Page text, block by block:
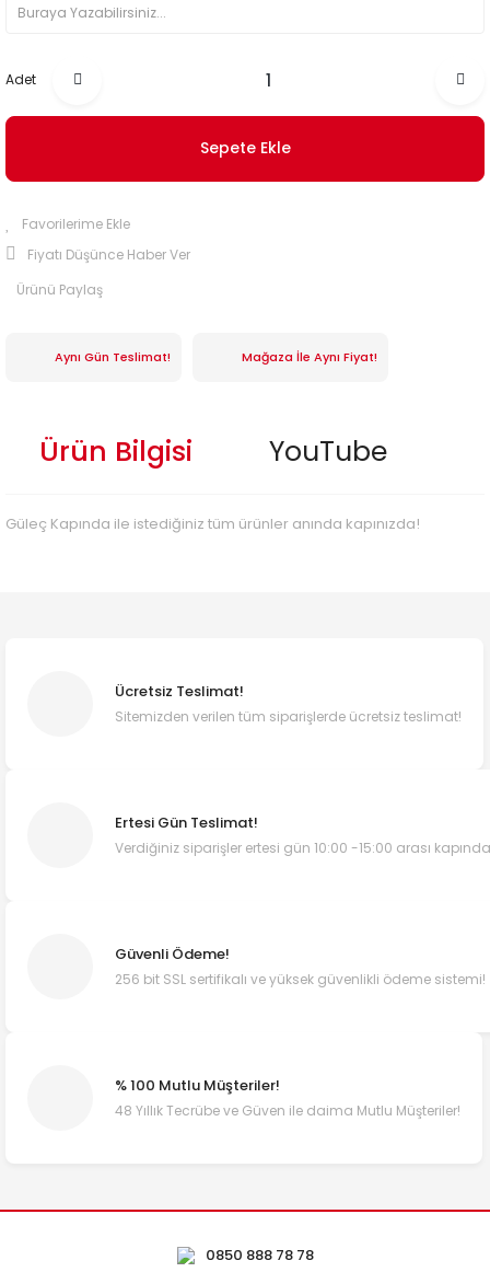
Adet
Sepete Ekle
Fiyatı Düşünce Haber Ver
Ürünü Paylaş
Aynı Gün Teslimat! Mağaza İle Aynı Fiyat!
Ürün Bilgisi YouTube
Güleç Kapında ile istediğiniz tüm ürünler anında kapınızda!
Ücretsiz Teslimat!
Sitemizden verilen tüm siparişlerde ücretsiz teslimat!
Ertesi Gün Teslimat!
Verdiğiniz siparişler ertesi gün 10:00 -15:00 arası
Güvenli Ödeme!
256 bit SSL sertifikalı ve yüksek güvenlikli ödeme sistemi!
% 100 Mutlu Müşteriler!
48 Yıllık Tecrübe ve Güven ile daima Mutlu Müşteriler!
0850 888 78 78